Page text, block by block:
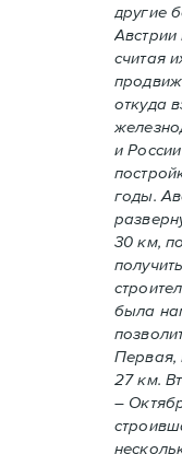
другие
Австрии
считая
откуда
и
годы.
30 км,
была
Первая,
27 км.
–